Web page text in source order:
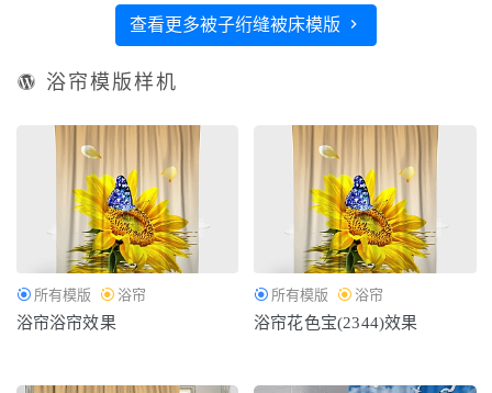
查看更多被子绗缝被床模版
浴帘模版样机
所有模版 浴帘
浴帘浴帘效果
所有模版 浴帘
浴帘花色宝(2344)效果